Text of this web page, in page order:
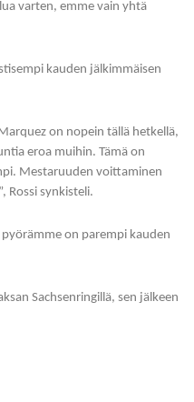
varten, emme vain yhtä
kauden jälkimmäisen
on nopein tällä hetkellä,
eroa muihin. Tämä on
Mestaruuden voittaminen
Rossi synkisteli.
on parempi kauden
Sachsenringillä, sen jälkeen